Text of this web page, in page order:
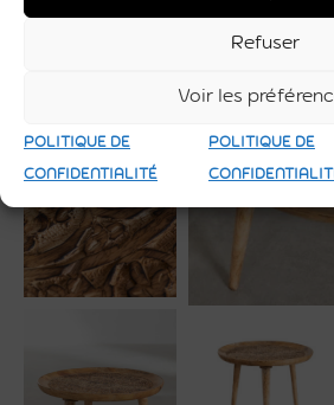
Refuser
Voir les
POLITIQUE DE
CONFIDENTIALITÉ
POLITIQUE DE